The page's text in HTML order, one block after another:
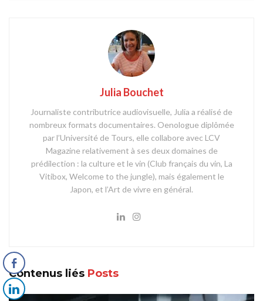
Julia Bouchet
Journaliste contributrice audiovisuelle, Julia a réalisé de
nombreux formats documentaires. Oenologue diplômée
par l’Université de Tours, elle collabore avec LCV
Magazine relativement à ses deux domaines de
prédilection : la culture et le vin (Club français du vin, La
Vitibox, Welcome to the jungle), mais également le
Japon, et l’Art de vivre en général.
Contenus liés Posts